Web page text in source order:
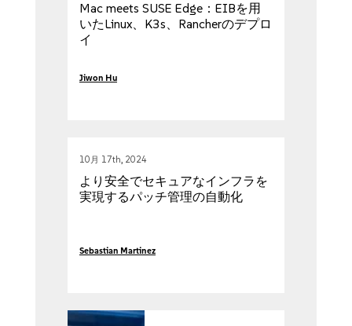
Mac meets SUSE Edge：EIBを用
いたLinux、K3s、Rancherのデプロ
イ
Jiwon Hu
10月 17th, 2024
より安全でセキュアなインフラを
実現するパッチ管理の自動化
Sebastian Martinez